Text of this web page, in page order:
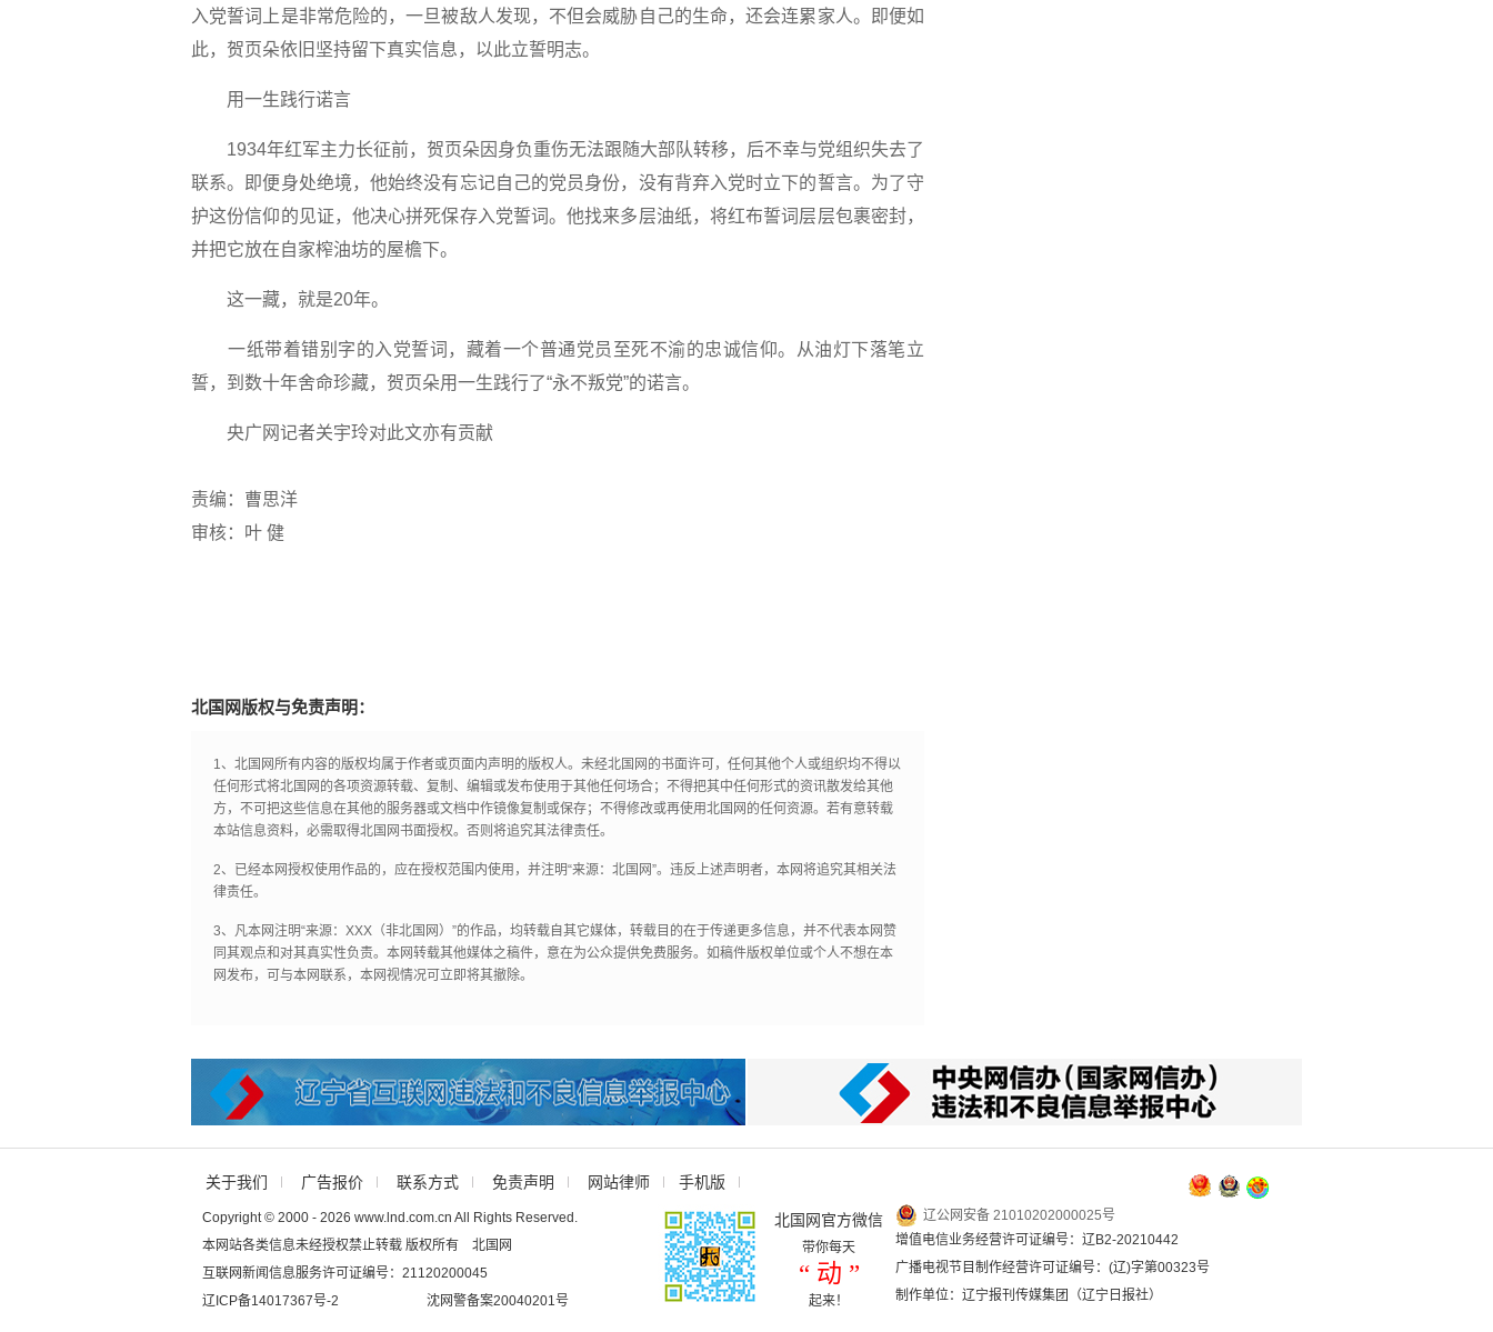
入党誓词上是非常危险的，一旦被敌人发现，不但会威胁自己的生命，还会连累家人。即便如
此，贺页朵依旧坚持留下真实信息，以此立誓明志。
用一生践行诺言
1934年红军主力长征前，贺页朵因身负重伤无法跟随大部队转移，后不幸与党组织失去了
联系。即便身处绝境，他始终没有忘记自己的党员身份，没有背弃入党时立下的誓言。为了守
护这份信仰的见证，他决心拼死保存入党誓词。他找来多层油纸，将红布誓词层层包裹密封，
并把它放在自家榨油坊的屋檐下。
这一藏，就是20年。
一纸带着错别字的入党誓词，藏着一个普通党员至死不渝的忠诚信仰。从油灯下落笔立
誓，到数十年舍命珍藏，贺页朵用一生践行了“永不叛党”的诺言。
央广网记者关宇玲对此文亦有贡献
责编：曹思洋
审核：叶 健
北国网版权与免责声明：
1、北国网所有内容的版权均属于作者或页面内声明的版权人。未经北国网的书面许可，任何其他个人或组织均不得以
任何形式将北国网的各项资源转载、复制、编辑或发布使用于其他任何场合；不得把其中任何形式的资讯散发给其他
方，不可把这些信息在其他的服务器或文档中作镜像复制或保存；不得修改或再使用北国网的任何资源。若有意转载
本站信息资料，必需取得北国网书面授权。否则将追究其法律责任。
2、已经本网授权使用作品的，应在授权范围内使用，并注明“来源：北国网”。违反上述声明者，本网将追究其相关法
律责任。
3、凡本网注明“来源：XXX（非北国网）”的作品，均转载自其它媒体，转载目的在于传递更多信息，并不代表本网赞
同其观点和对其真实性负责。本网转载其他媒体之稿件，意在为公众提供免费服务。如稿件版权单位或个人不想在本
网发布，可与本网联系，本网视情况可立即将其撤除。
关于我们 广告报价 联系方式 免责声明 网站律师 手机版
Copyright © 2000 - 2026 www.lnd.com.cn All Rights Reserved.
本网站各类信息未经授权禁止转载 版权所有 北国网
互联网新闻信息服务许可证编号：21120200045
辽ICP备14017367号-2
沈网警备案20040201号
北国网官方微信
带你每天
“ 动 ”
起来！
辽公网安备 21010202000025号
增值电信业务经营许可证编号：辽B2-20210442
广播电视节目制作经营许可证编号：(辽)字第00323号
制作单位：辽宁报刊传媒集团（辽宁日报社）